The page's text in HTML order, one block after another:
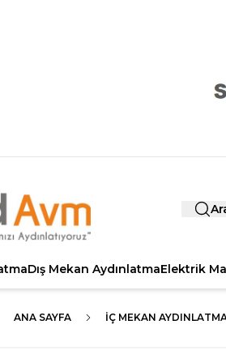
Dış Mekan AydınlatmaElektrik
ANA SAYFA İÇ MEKAN